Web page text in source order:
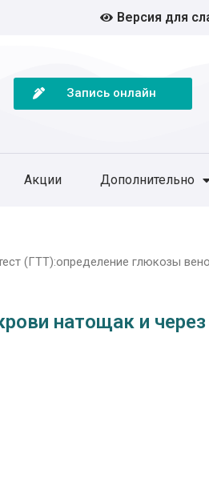
Версия для
Запись онлайн
Акции Дополнительно
(ГТТ):определение глюкозы
натощак и через